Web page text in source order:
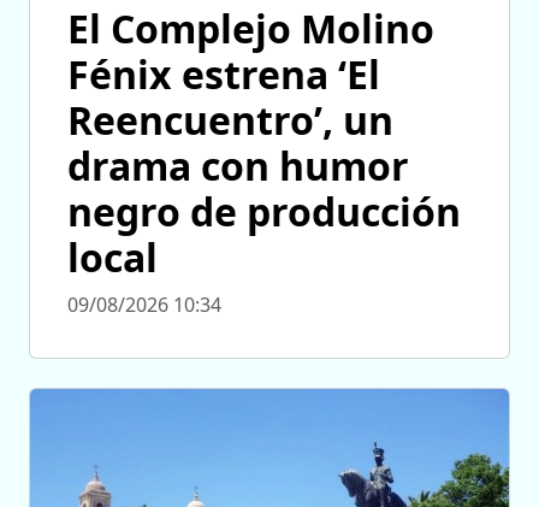
El Complejo Molino
Fénix estrena ‘El
Reencuentro’, un
drama con humor
negro de producción
local
09/08/2026 10:34